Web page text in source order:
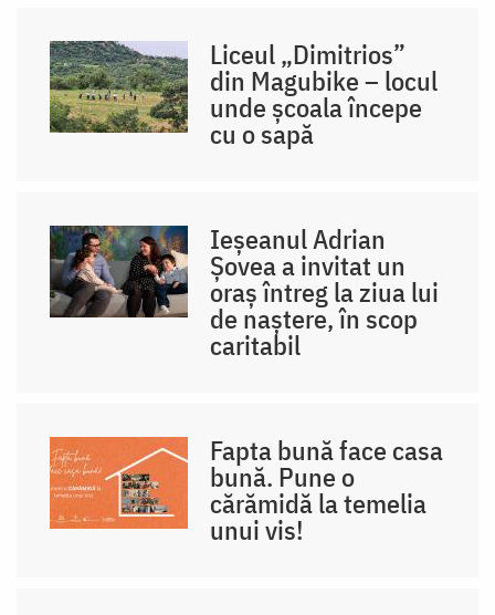
Liceul „Dimitrios”
din Magubike – locul
unde școala începe
cu o sapă
Ieșeanul Adrian
Șovea a invitat un
oraș întreg la ziua lui
de naștere, în scop
caritabil
Fapta bună face casa
bună. Pune o
cărămidă la temelia
unui vis!